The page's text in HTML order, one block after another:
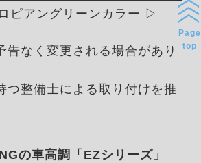
ピアングリーンカラー
なく変更される場合があり
整備士による取り付けを推
の車高調「EZシリーズ」
Page
top